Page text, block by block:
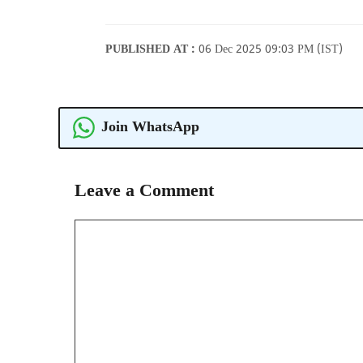
PUBLISHED AT : 06 Dec 2025 09:03 PM (IST)
Join WhatsApp
Leave a Comment